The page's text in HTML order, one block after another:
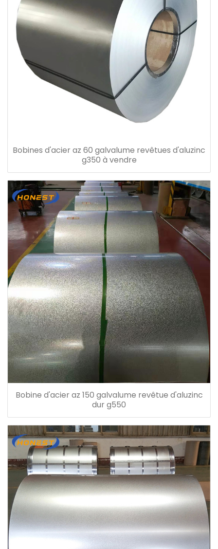
Bobines d'acier az 60 galvalume revêtues d'aluzinc
g350 à vendre
Bobine d'acier az 150 galvalume revêtue d'aluzinc
dur g550